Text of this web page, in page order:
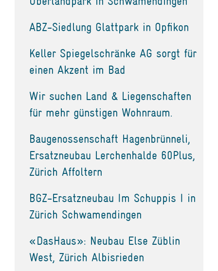
ABZ-Siedlung Glattpark in Opfikon
Keller Spiegelschränke AG sorgt für
einen Akzent im Bad
Wir suchen Land & Liegenschaften
für mehr günstigen Wohnraum.
Baugenossenschaft Hagenbrünneli,
Ersatzneubau Lerchenhalde 60Plus,
Zürich Affoltern
BGZ-Ersatzneubau Im Schuppis I in
Zürich Schwamendingen
«DasHaus»: Neubau Else Züblin
West, Zürich Albisrieden